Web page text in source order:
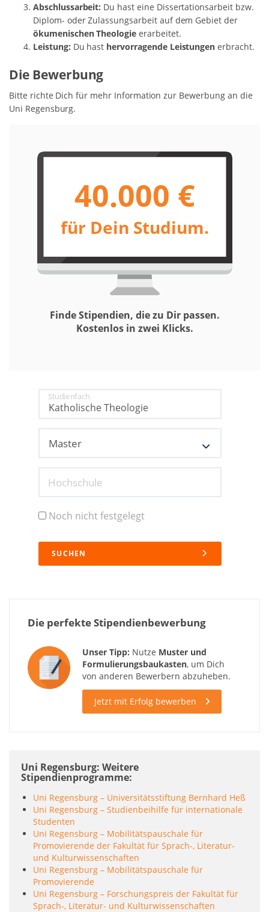
Abschlussarbeit: Du hast eine Dissertationsarbeit bzw.
Diplom- oder Zulassungsarbeit auf dem Gebiet der
ökumenischen Theologie erarbeitet.
Leistung: Du hast hervorragende Leistungen erbracht.
Die Bewerbung
Bitte richte Dich für mehr Information zur Bewerbung an die
Uni Regensburg.
40.000 €
für Dein Studium.
Finde Stipendien, die zu Dir passen.
Kostenlos in zwei Klicks.
Studienfach
Hochschule
Noch nicht festgelegt
SUCHEN
Die perfekte Stipendienbewerbung
Unser Tipp: Nutze Muster und
Formulierungsbaukasten, um Dich
von anderen Bewerbern abzuheben.
Jetzt mit Erfolg bewerben
Uni Regensburg: Weitere
Stipendienprogramme
Uni Regensburg – Universitätsstiftung Bernhard Heß
Uni Regensburg – Studienbeihilfe für internationale
Studenten
Uni Regensburg – Mobilitätspauschale für
Promovierende der Fakultät für Sprach-, Literatur-
und Kulturwissenschaften
Uni Regensburg – Mobilitätspauschale für
Promovierende
Uni Regensburg – Forschungspreis der Fakultät für
Sprach-, Literatur- und Kulturwissenschaften